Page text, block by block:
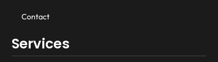
Contact
Services